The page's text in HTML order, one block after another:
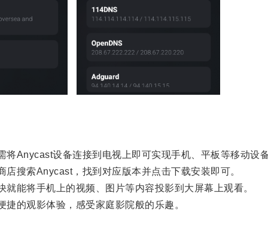
设备连接到电视上即可实现手机、平板等移动设备
索Anycast，找到对应版本并点击下载安装即可。
将手机上的视频、图片等内容投影到大屏幕上观看。
观影体验，感受家庭影院般的乐趣。